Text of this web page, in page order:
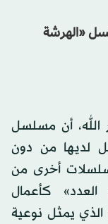
«الهرشة
الله، أن مسلسل
لديها من دون
أخرى من
العدد» كأعمال
يمثل نوعية